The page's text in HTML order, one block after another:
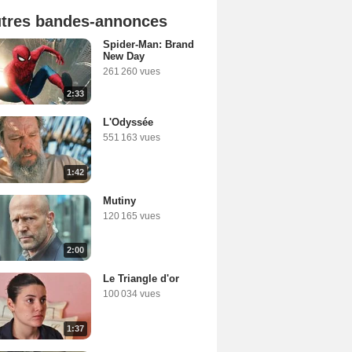
bandes-annonces
2:33
Spider-Man: Brand
New Day
261 260 vues
1:42
L'Odyssée
551 163 vues
2:00
Mutiny
120 165 vues
1:37
Le Triangle d'or
100 034 vues